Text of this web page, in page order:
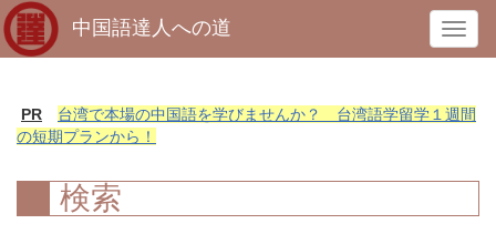
T
o
g
n
a
中国語達人への道
PR
台湾で本場の中国語を学びませんか？ 台湾語学留学１週間
の短期プランから！
検索